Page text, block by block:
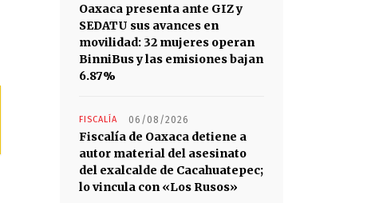
Oaxaca presenta ante GIZ y
SEDATU sus avances en
movilidad: 32 mujeres operan
BinniBus y las emisiones bajan
6.87%
FISCALÍA 06/08/2026
Fiscalía de Oaxaca detiene a
autor material del asesinato
del exalcalde de Cacahuatepec;
lo vincula con «Los Rusos»